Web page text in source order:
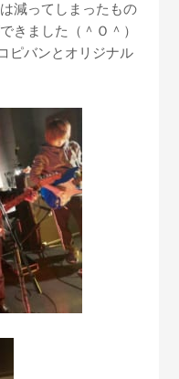
減ってしまったもの
きました（＾Ｏ＾）
ピバンとオリジナル